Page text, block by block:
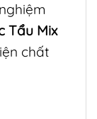
Tẩu Mix
chất